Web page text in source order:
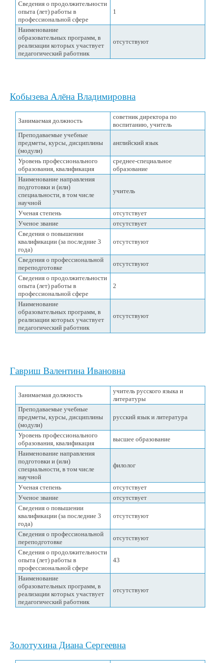
Сведения о продолжительности
опыта (лет) работы в
профессиональной сфере
1
Наименование
образовательных программ, в
реализации которых участвует
педагогический работник
отсутствуют
Кобызева Алёна Владимировна
Занимаемая должность
советник директора по
воспитанию, учитель
Преподаваемые учебные
предметы, курсы, дисциплины
(модули)
английский язык
Уровень профессионального
образования, квалификация
среднее-специальное
образование
Наименование направления
подготовки и (или)
специальности, в том числе
научной
учитель
Ученая степень
отсутствует
Ученое звание
отсутствует
Сведения о повышении
квалификации (за последние 3
года)
отсутствуют
Сведения о профессиональной
переподготовке
отсутствуют
Сведения о продолжительности
опыта (лет) работы в
профессиональной сфере
2
Наименование
образовательных программ, в
реализации которых участвует
педагогический работник
отсутствуют
Гавриш Валентина Ивановна
Занимаемая должность
учитель русского языка и
литературы
Преподаваемые учебные
предметы, курсы, дисциплины
(модули)
русский язык и литература
Уровень профессионального
образования, квалификация
высшее образование
Наименование направления
подготовки и (или)
специальности, в том числе
научной
филолог
Ученая степень
отсутствует
Ученое звание
отсутствует
Сведения о повышении
квалификации (за последние 3
года)
отсутствуют
Сведения о профессиональной
переподготовке
отсутствуют
Сведения о продолжительности
опыта (лет) работы в
профессиональной сфере
43
Наименование
образовательных программ, в
реализации которых участвует
педагогический работник
отсутствуют
Золотухина Диана Сергеевна